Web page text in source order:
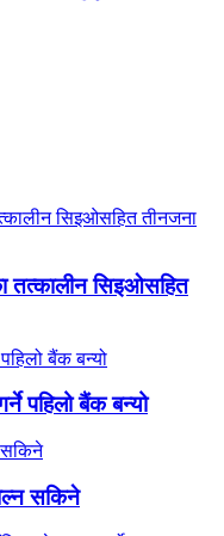
तत्कालीन सिइओसहित
पहिलो बैंक बन्यो
सकिने